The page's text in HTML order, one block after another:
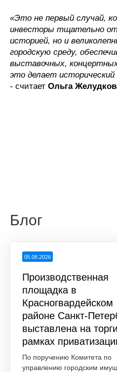
«Это не первый случай,
инвесторы тщательно
историей, но и
городскую среду,
выставочных,
это делает исторический
- считает Ольга
Блог
05.08.2026
Производственная
площадка в
Красногвардейском
районе Санкт-
выставлена на
рамках
По поручению Комитета по
управлению городским